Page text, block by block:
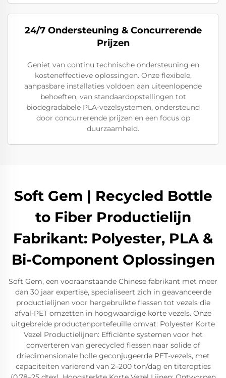
24/7 Ondersteuning & Concurrerende
Prijzen
Geniet van continu technische ondersteuning en
kosteneffectieve oplossingen. Onze flexibele,
aanpasbare installaties voldoen aan uiteenlopende
behoeften, van standaardopstellingen tot
biodegradabele PLA-vezelsystemen, ondersteund
door concurrerende prijzen en een focus op
duurzaamheid.
Soft Gem | Recycled Bottle
to Fiber Productielijn
Fabrikant: Polyester, PLA &
Bi-Component Oplossingen
Soft Gem, een vooraanstaande Chinese fabrikant met meer
dan 30 jaar expertise, specialiseert zich in geavanceerde
productielijnen voor hergebruikte flessen tot vezels die
afval-PET omzetten in hoogwaardige korte vezels. Onze
uitgebreide productenportefeuille omvat: Polyester Korte
Vezel Productielijnen: Efficiënte systemen voor het
converteren van gerecycled flessen naar solide of
driedimensionale holle geconjugeerde PET-vezels, met
capaciteiten variërend van 2–200 ton/dag en titeropties